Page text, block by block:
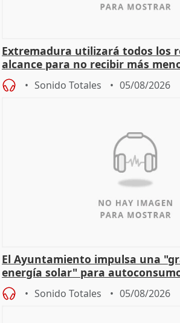
Extremadura utilizará todos los
alcance para no recibir más
Sonido Totales 05/08/2026
El Ayuntamiento impulsa una
energía solar" para
Sonido Totales 05/08/2026